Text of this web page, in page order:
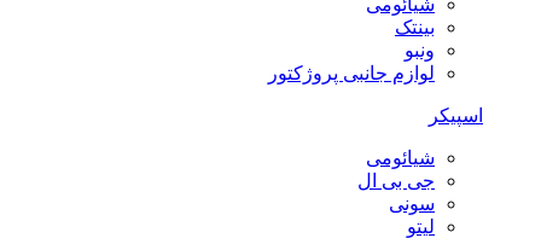
شیائومی
بینتک
ونبو
لوازم جانبی پروژکتور
اسپیکر
شیائومی
جی بی ال
سونی
لیتو